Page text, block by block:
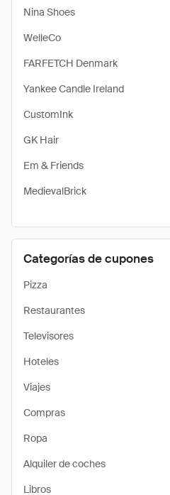
Nina Shoes
WelleCo
FARFETCH Denmark
Yankee Candle Ireland
CustomInk
GK Hair
Em & Friends
MedievalBrick
Categorías de cupones
Pizza
Restaurantes
Televisores
Hoteles
Viajes
Compras
Ropa
Alquiler de coches
Libros